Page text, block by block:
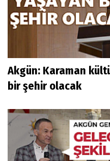
Akgün: Karaman
bir şehir olacak